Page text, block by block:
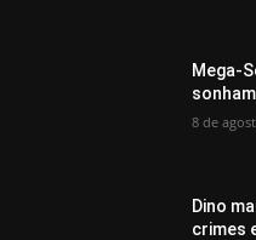
Mega-
8 de
Dino
crimes